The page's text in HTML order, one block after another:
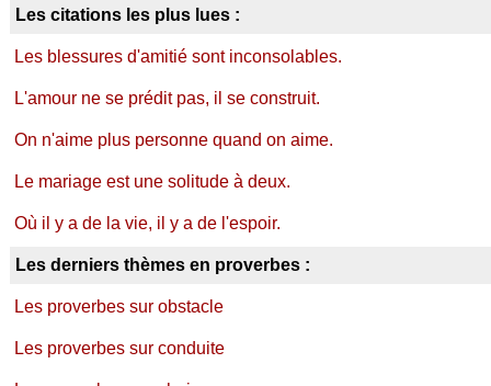
Les citations les plus lues :
Les blessures d'amitié sont inconsolables.
L'amour ne se prédit pas, il se construit.
On n'aime plus personne quand on aime.
Le mariage est une solitude à deux.
Où il y a de la vie, il y a de l'espoir.
Les derniers thèmes en proverbes :
Les proverbes sur obstacle
Les proverbes sur conduite